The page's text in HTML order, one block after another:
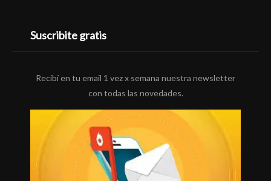
Suscribite gratis
Recibí en tu email 1 vez x semana nuestra newsletter
con todas las novedades.